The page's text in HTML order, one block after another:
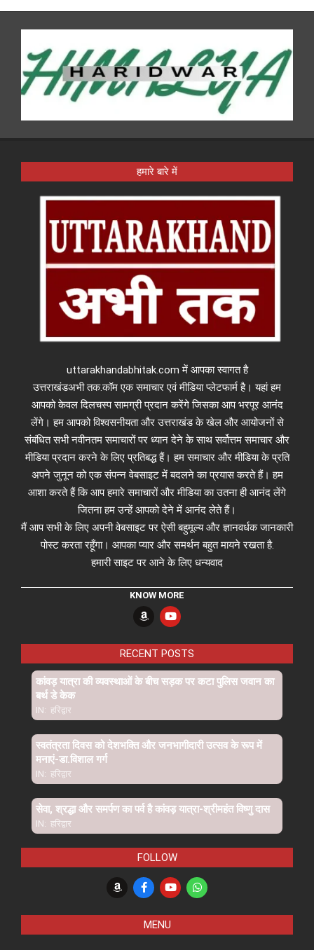
हमारे बारे में
uttarakhandabhitak.com में आपका स्वागत है
उत्तराखंडअभी तक.कॉम एक समाचार एवं मीडिया प्लेटफार्म है। यहां हम
आपको केवल दिलचस्प सामग्री प्रदान करेंगे जिसका आप भरपूर आनंद
लेंगे। हम आपको विश्वसनीयता और उत्तराखंड के खेल और आयोजनों से
संबंधित सभी नवीनतम समाचारों पर ध्यान देने के साथ सर्वोत्तम समाचार और
मीडिया प्रदान करने के लिए प्रतिबद्ध हैं। हम समाचार और मीडिया के प्रति
अपने जुनून को एक संपन्न वेबसाइट में बदलने का प्रयास करते हैं। हम
आशा करते हैं कि आप हमारे समाचारों और मीडिया का उतना ही आनंद लेंगे
जितना हम उन्हें आपको देने में आनंद लेते हैं।
मैं आप सभी के लिए अपनी वेबसाइट पर ऐसी बहुमूल्य और ज्ञानवर्धक जानकारी
पोस्ट करता रहूँगा। आपका प्यार और समर्थन बहुत मायने रखता है.
हमारी साइट पर आने के लिए धन्यवाद
KNOW MORE
RECENT POSTS
कांवड़ यात्रा की व्यवस्थाओं के बीच सड़क पर कटा पुलिस जवान का
बर्थ डे केक
IN: हरिद्वार
स्वतंत्रता दिवस को देशभक्ति और जनभागीदारी उत्सव के रूप में
मनाएं-डा.विशाल गर्ग
IN: हरिद्वार
सेवा, श्रद्धा और समर्पण का पर्व है कांवड़ यात्रा-श्रीमहंत विष्णु दास
IN: हरिद्वार
FOLLOW
MENU